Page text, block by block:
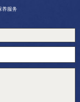
养服务